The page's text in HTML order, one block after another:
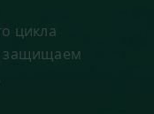
цикла
защищаем